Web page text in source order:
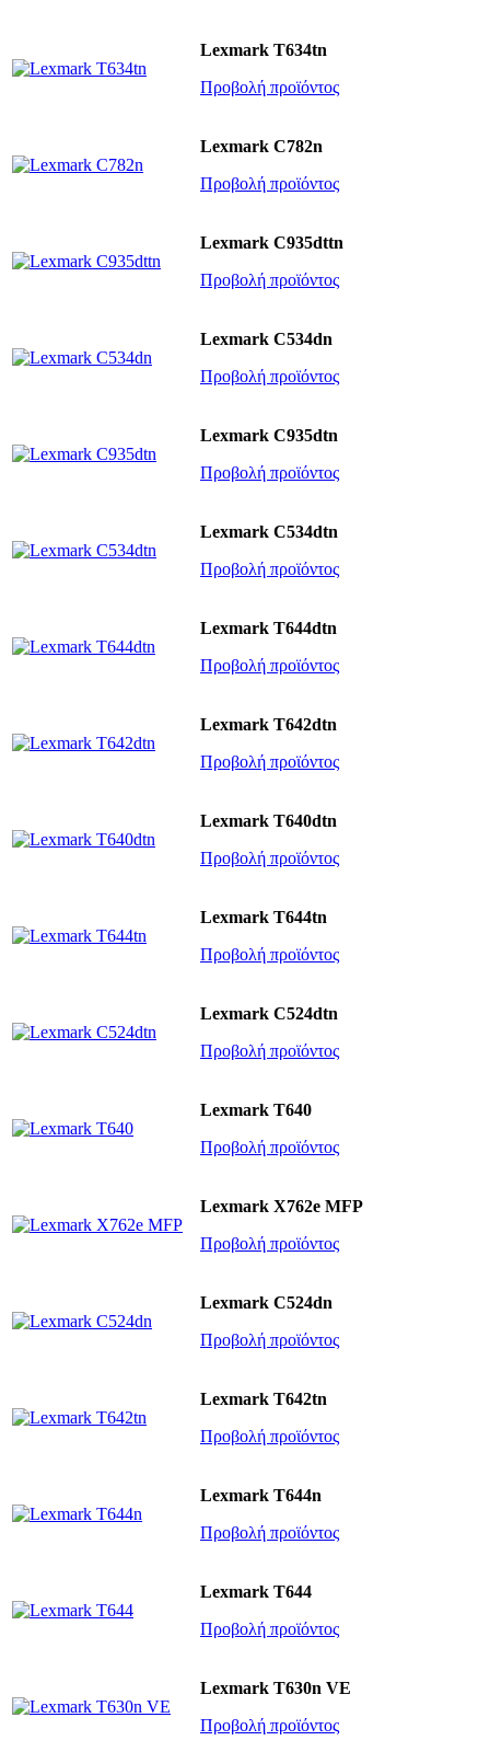
Lexmark T634tn
Προβολή προϊόντος
Lexmark C782n
Προβολή προϊόντος
Lexmark C935dttn
Προβολή προϊόντος
Lexmark C534dn
Προβολή προϊόντος
Lexmark C935dtn
Προβολή προϊόντος
Lexmark C534dtn
Προβολή προϊόντος
Lexmark T644dtn
Προβολή προϊόντος
Lexmark T642dtn
Προβολή προϊόντος
Lexmark T640dtn
Προβολή προϊόντος
Lexmark T644tn
Προβολή προϊόντος
Lexmark C524dtn
Προβολή προϊόντος
Lexmark T640
Προβολή προϊόντος
Lexmark X762e MFP
Προβολή προϊόντος
Lexmark C524dn
Προβολή προϊόντος
Lexmark T642tn
Προβολή προϊόντος
Lexmark T644n
Προβολή προϊόντος
Lexmark T644
Προβολή προϊόντος
Lexmark T630n VE
Προβολή προϊόντος